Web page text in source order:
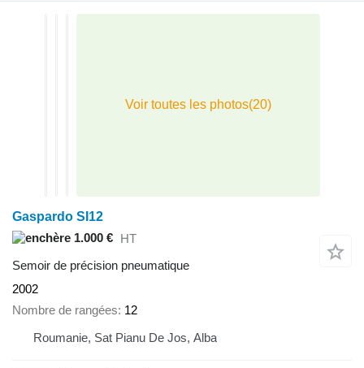
Gaspardo SI12
1.000 € HT
Semoir de précision pneumatique
2002
Nombre de rangées 12
Roumanie, Sat Pianu De Jos, Alba